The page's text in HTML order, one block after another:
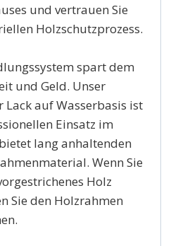
und vertrauen Sie
Holzschutzprozess.
spart dem
und Geld. Unser
auf Wasserbasis ist
Einsatz im
lang anhaltenden
Wenn Sie
Holz
Sie den Holzrahmen